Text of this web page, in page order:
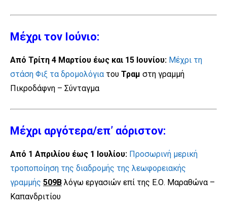
Μέχρι τον Ιούνιο:
Από Τρίτη 4 Μαρτίου έως και 15 Ιουνίου: Μέχρι τη
στάση Φιξ τα δρομολόγια του Τραμ στη γραμμή
Πικροδάφνη – Σύνταγμα
Μέχρι αργότερα/επ’ αόριστον:
Από 1 Απριλίου έως 1 Ιουλίου: Προσωρινή μερική
τροποποίηση της διαδρομής της λεωφορειακής
γραμμής 509Β λόγω εργασιών επί της Ε.Ο. Μαραθώνα –
Καπανδριτίου